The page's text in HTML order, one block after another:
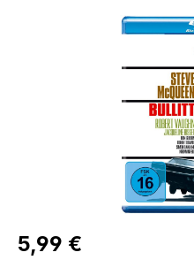
Bildergalerie überspringen
Regulärer Preis:
5,99 €